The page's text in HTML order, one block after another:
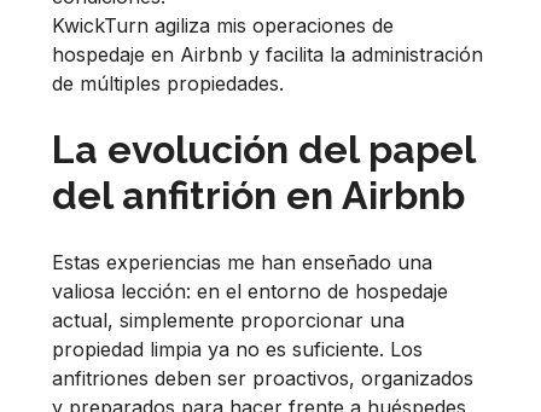
KwickTurn agiliza mis operaciones de
hospedaje en Airbnb y facilita la administración
de múltiples propiedades.
La evolución del papel
del anfitrión en Airbnb
Estas experiencias me han enseñado una
valiosa lección: en el entorno de hospedaje
actual, simplemente proporcionar una
propiedad limpia ya no es suficiente. Los
anfitriones deben ser proactivos, organizados